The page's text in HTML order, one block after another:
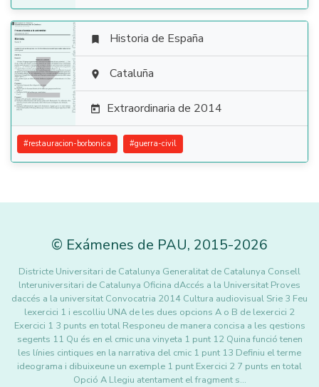

 Historia de España
 Cataluña
 Extraordinaria de 2014
#restauracion-borbonica #guerra-civil
© Exámenes de PAU, 2015-2026
Districte Universitari de Catalunya Generalitat de Catalunya Consell
lnteruniversitari de Catalunya Oficina dAccés a la Universitat Proves
daccés a la universitat Convocatria 2014 Cultura audiovisual Srie 3 Feu
lexercici 1 i escolliu UNA de les dues opcions A o B de lexercici 2
Exercici 1 3 punts en total Responeu de manera concisa a les qestions
segents 11 Qu és en el cmic una vinyeta 1 punt 12 Quina funció tenen
les línies cintiques en la narrativa del cmic 1 punt 13 Definiu el terme
ideograma i dibuixeune un exemple 1 punt Exercici 2 7 punts en total
Opció A Llegiu atentament el fragment s…